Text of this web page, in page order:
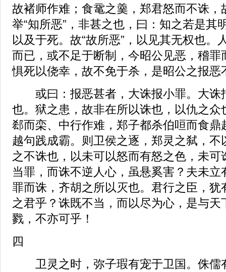
故褚师作难；食鼋之羹，郑君怒而不诛，
举“知所恶”，非甚之也，曰：知之若是其
以及于死。故“故所恶”，以见其无权也。
而已，或不足于断制，今昭公见恶，稽
惧死以侥幸，故不免于杀，是昭公之报恶
或曰：报恶甚者，大诛报小罪。大诛
也。狱之患，故非在所以诛也，以仇之
郄而栾、中行作难，郑子都杀伯咺而食
越句践成霸。则卫侯之逐，郑灵之弑，
之不诛也，以未可以怒而有怒之色，未
当罪，而诛不逆人心，虽悬奚害？夫未
罪而诛，齐胡之所以灭也。君行之臣，
之君乎？诛既不当，而以尽为心，是与
戮，不亦可乎！
四
卫灵之时，弥子瑕有宠于卫国。侏儒